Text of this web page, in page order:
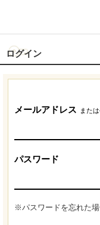
ログイン
メールアドレス また
パスワード
※パスワードを忘れた